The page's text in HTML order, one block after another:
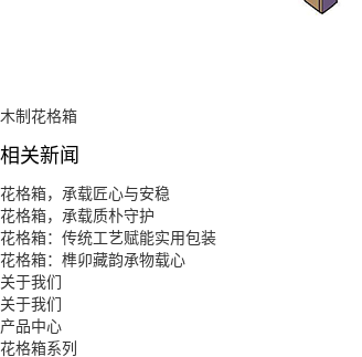
木制花格箱
相关新闻
花格箱，承载匠心与安稳
花格箱，承载质朴守护
花格箱：传统工艺赋能实用包装
花格箱：榫卯藏韵承物载心
关于我们
关于我们
产品中心
花格箱系列